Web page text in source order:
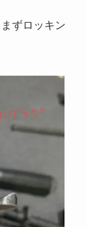
ずロッキン